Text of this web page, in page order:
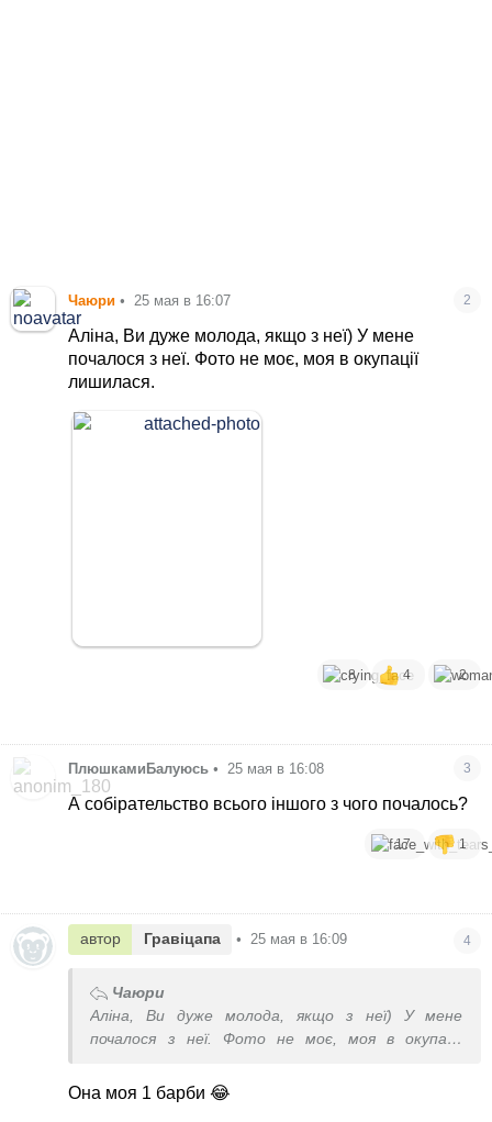
Чаюри • 25 мая в 16:07 2
Аліна, Ви дуже молода, якщо з неї) У мене
почалося з неї. Фото не моє, моя в окупації
лишилася.
8 4 2
ПлюшкамиБалуюсь • 25 мая в 16:08 3
А собірательство всього іншого з чого почалось?
17 1
автор Гравіцапа • 25 мая в 16:09 4
Чаюри
Аліна, Ви дуже молода, якщо з неї) У мене
почалося з неї. Фото не моє, моя в окупації
Она моя 1 барби 😂